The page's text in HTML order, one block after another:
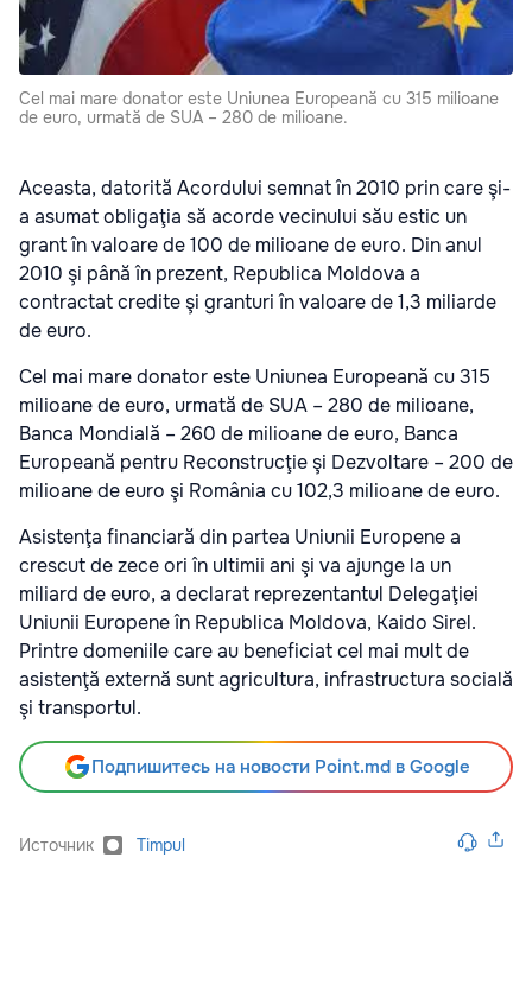
Cel mai mare donator este Uniunea Europeană cu 315 milioane
de euro, urmată de SUA – 280 de milioane.
Aceasta, datorită Acordului semnat în 2010 prin care şi-
a asumat obligaţia să acorde vecinului său estic un
grant în valoare de 100 de milioane de euro. Din anul
2010 şi până în prezent, Republica Moldova a
contractat credite şi granturi în valoare de 1,3 miliarde
de euro.
Cel mai mare donator este Uniunea Europeană cu 315
milioane de euro, urmată de SUA – 280 de milioane,
Banca Mondială – 260 de milioane de euro, Banca
Europeană pentru Reconstrucţie şi Dezvoltare – 200 de
milioane de euro şi România cu 102,3 milioane de euro.
Asistenţa financiară din partea Uniunii Europene a
crescut de zece ori în ultimii ani şi va ajunge la un
miliard de euro, a declarat reprezentantul Delegaţiei
Uniunii Europene în Republica Moldova, Kaido Sirel.
Printre domeniile care au beneficiat cel mai mult de
asistenţă externă sunt agricultura, infrastructura socială
şi transportul.
Подпишитесь на новости Point.md в Google
Источник Timpul